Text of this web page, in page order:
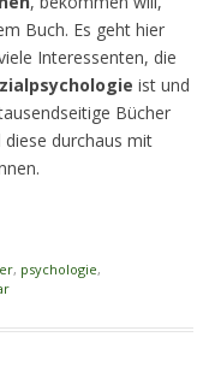
Buch. Es geht hier
Interessenten, die
ist und
Bücher
durchaus mit
, psychologie,